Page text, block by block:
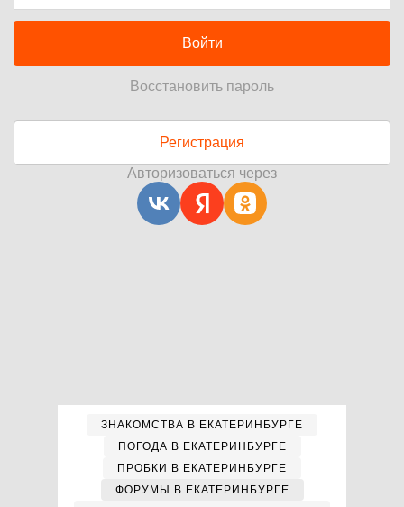
Войти
Восстановить пароль
Регистрация
Авторизоваться через
ЗНАКОМСТВА В ЕКАТЕРИНБУРГЕ
ПОГОДА В ЕКАТЕРИНБУРГЕ
ПРОБКИ В ЕКАТЕРИНБУРГЕ
ФОРУМЫ В ЕКАТЕРИНБУРГЕ